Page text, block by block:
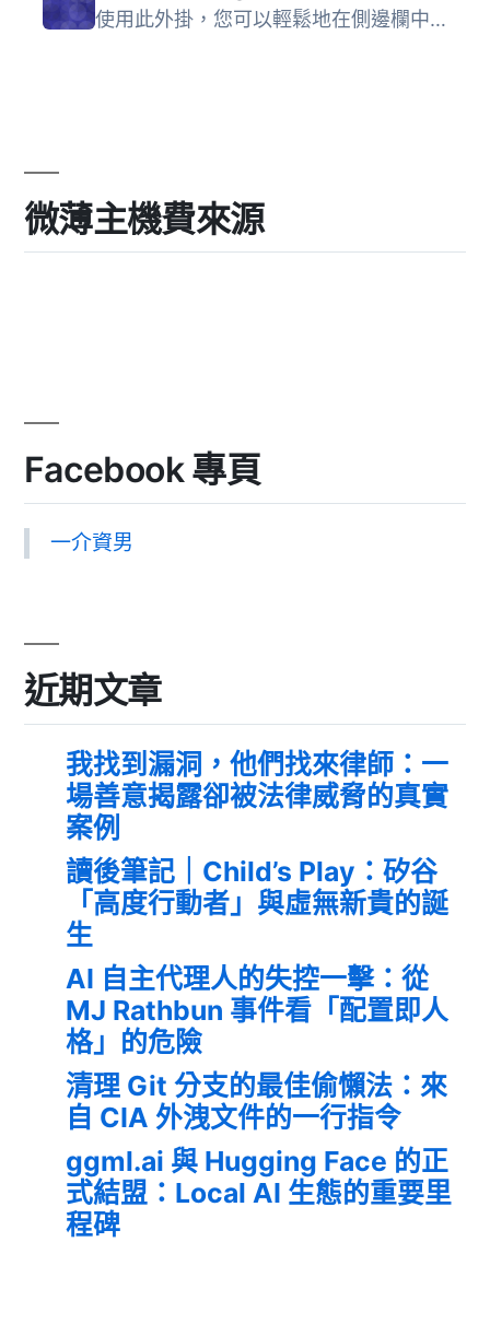
使用此外掛，您可以輕鬆地在側邊欄中放置 Kindle 2，其中包含...
微薄主機費來源
Facebook 專頁
一介資男
近期文章
我找到漏洞，他們找來律師：一
場善意揭露卻被法律威脅的真實
案例
讀後筆記｜Child’s Play：矽谷
「高度行動者」與虛無新貴的誕
生
AI 自主代理人的失控一擊：從
MJ Rathbun 事件看「配置即人
格」的危險
清理 Git 分支的最佳偷懶法：來
自 CIA 外洩文件的一行指令
ggml.ai 與 Hugging Face 的正
式結盟：Local AI 生態的重要里
程碑